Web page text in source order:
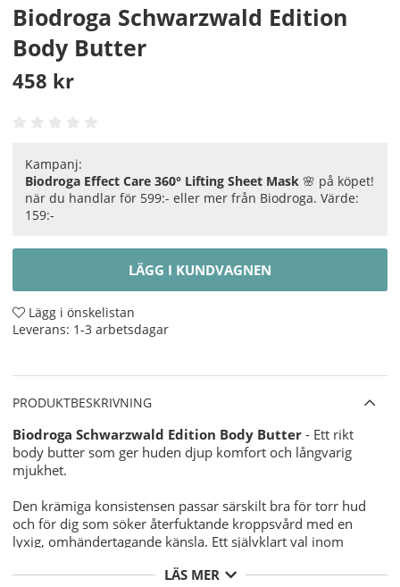
Biodroga Schwarzwald Edition
Body Butter
458 kr
Kampanj:
Biodroga Effect Care 360° Lifting Sheet Mask 🌸 på köpet!
när du handlar för 599:- eller mer från Biodroga. Värde:
159:-
LÄGG I KUNDVAGNEN
Lägg i önskelistan
Leverans: 1-3 arbetsdagar
PRODUKTBESKRIVNING
Biodroga Schwarzwald Edition Body Butter - Ett rikt
body butter som ger huden djup komfort och långvarig
mjukhet.
Den krämiga konsistensen passar särskilt bra för torr hud
och för dig som söker återfuktande kroppsvård med en
lyxig, omhändertagande känsla. Ett självklart val inom
LÄS MER